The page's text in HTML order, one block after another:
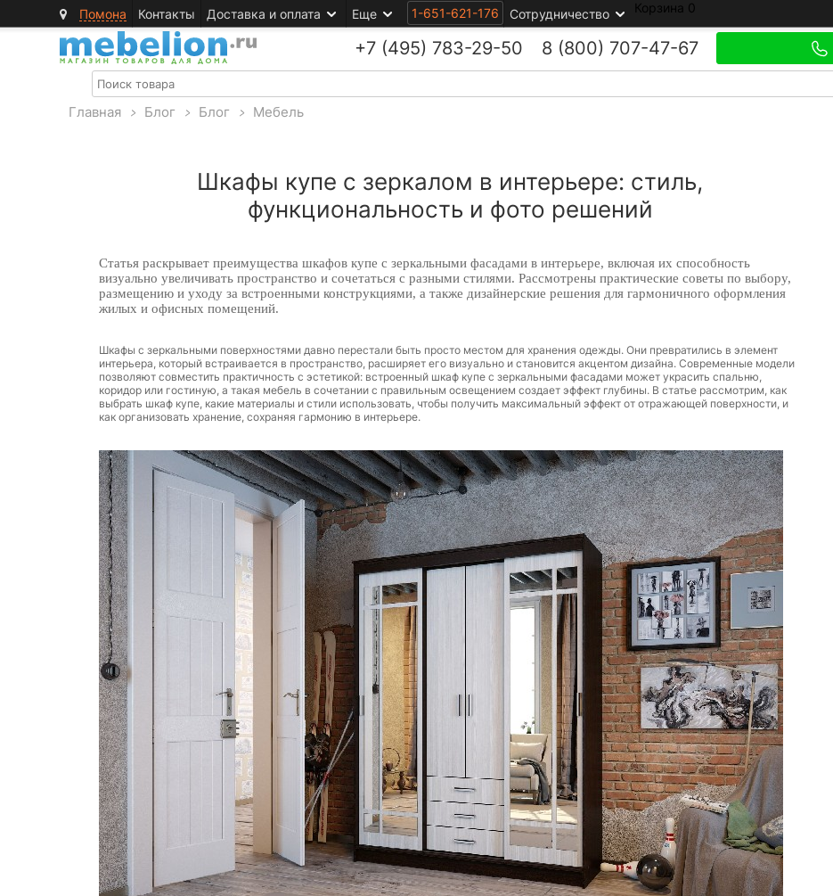
Помона Контакты Доставка и оплата Еще 1-651-621-176 Сотрудничество Корзина 0
+7 (495) 783-29-50 8 (800) 707-47-67
Главная > Блог > Блог > Мебель
Шкафы купе с зеркалом в интерьере: стиль,
функциональность и фото решений
Статья раскрывает преимущества шкафов купе с зеркальными фасадами в интерьере, включая их способность
визуально увеличивать пространство и сочетаться с разными стилями. Рассмотрены практические советы по выбору,
размещению и уходу за встроенными конструкциями, а также дизайнерские решения для гармоничного оформления
жилых и офисных помещений.
Шкафы с зеркальными поверхностями давно перестали быть просто местом для хранения одежды. Они превратились в элемент
интерьера, который встраивается в пространство, расширяет его визуально и становится акцентом дизайна. Современные модели
позволяют совместить практичность с эстетикой: встроенный шкаф купе с зеркальными фасадами может украсить спальню,
коридор или гостиную, а такая мебель в сочетании с правильным освещением создает эффект глубины. В статье рассмотрим, как
выбрать шкаф купе, какие материалы и стили использовать, чтобы получить максимальный эффект от отражающей поверхности, и
как организовать хранение, сохраняя гармонию в интерьере.